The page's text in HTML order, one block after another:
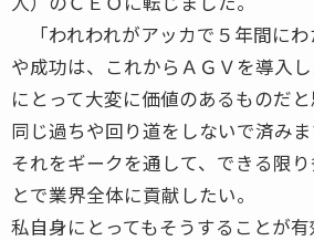
「われわれがアッカで５年間に
や成功は、これからＡＧＶを導入
にとって大変に価値のあるものだと
同じ過ちや回り道をしないで済みま
それをギークを通して、できる限
とで業界全体に貢献したい。
私自身にとってもそうすることが